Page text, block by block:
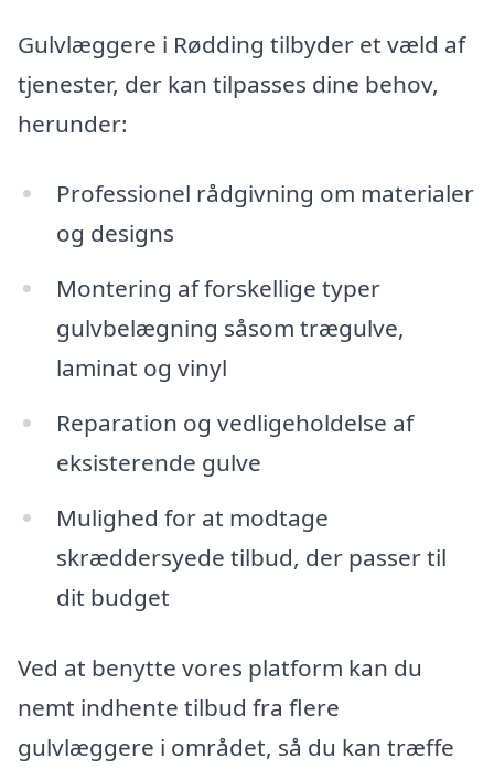
Gulvlæggere i Rødding tilbyder et væld af
tjenester, der kan tilpasses dine behov,
herunder:
Professionel rådgivning om materialer
og designs
Montering af forskellige typer
gulvbelægning såsom trægulve,
laminat og vinyl
Reparation og vedligeholdelse af
eksisterende gulve
Mulighed for at modtage
skræddersyede tilbud, der passer til
dit budget
Ved at benytte vores platform kan du
nemt indhente tilbud fra flere
gulvlæggere i området, så du kan træffe